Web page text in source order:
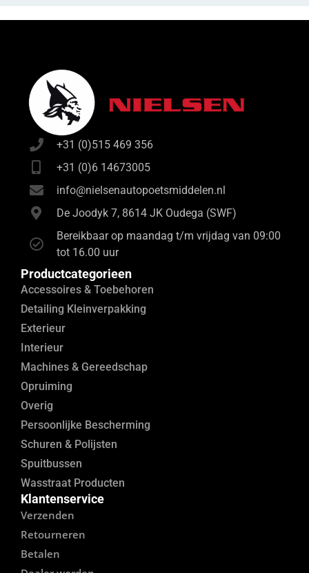
+31 (0)515 469 356
+31 (0)6 14673005
info@nielsenautopoetsmiddelen.nl
De Joodyk 7, 8614 JK Oudega (SWF)
Bereikbaar op maandag t/m vrijdag van 09:00
tot 16.00 uur
Productcategorieen
Accessoires & Toebehoren
Detailing Kleinverpakking
Exterieur
Interieur
Machines & Gereedschap
Opruiming
Overig
Persoonlijke Bescherming
Schuren & Polijsten
Spuitbussen
Wasstraat Producten
Klantenservice
Verzenden
Retourneren
Betalen